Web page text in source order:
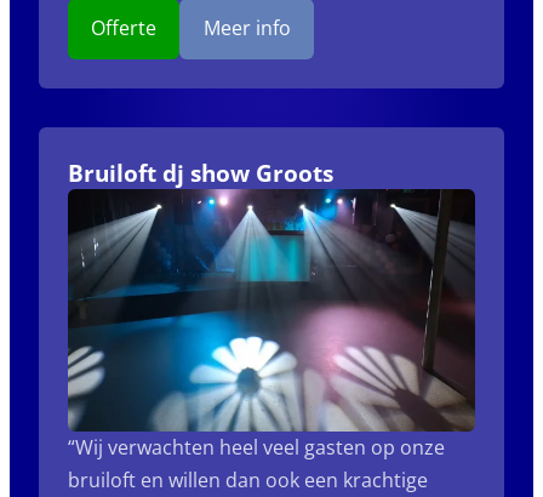
Offerte Meer info
Bruiloft dj show Groots
“Wij verwachten heel veel gasten op onze
bruiloft en willen dan ook een krachtige